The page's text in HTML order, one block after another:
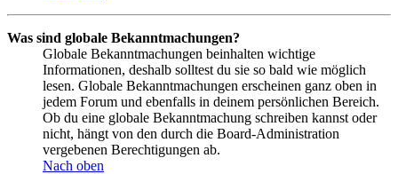
Was sind globale Bekanntmachungen?
Globale Bekanntmachungen beinhalten wichtige
Informationen, deshalb solltest du sie so bald wie möglich
lesen. Globale Bekanntmachungen erscheinen ganz oben in
jedem Forum und ebenfalls in deinem persönlichen Bereich.
Ob du eine globale Bekanntmachung schreiben kannst oder
nicht, hängt von den durch die Board-Administration
vergebenen Berechtigungen ab.
Nach oben